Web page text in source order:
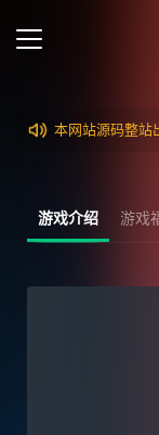
本网站源码整站
游戏介绍 游戏